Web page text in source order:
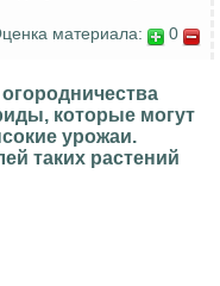
материала:
0
которые могут
урожаи.
таких растений